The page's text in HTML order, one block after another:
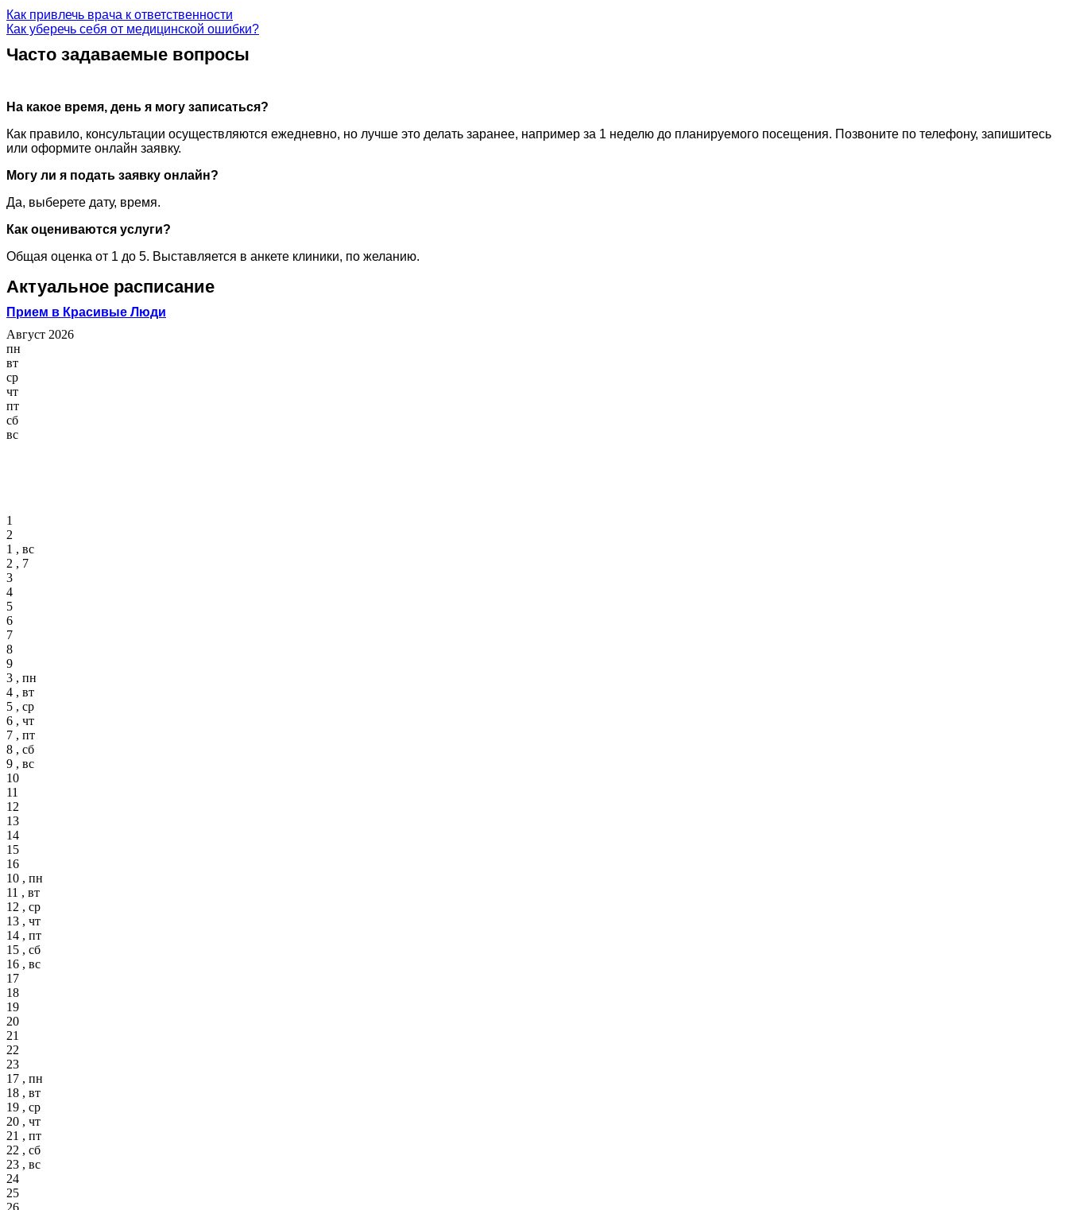
Как привлечь врача к ответственности
Как уберечь себя от медицинской ошибки?
Часто задаваемые вопросы
На какое время, день я могу записаться?
Как правило, консультации осуществляются ежедневно, но лучше это делать заранее, например за 1 неделю до планируемого посещения. Позвоните по телефону, запишитесь
или оформите онлайн заявку.
Могу ли я подать заявку онлайн?
Да, выберете дату, время.
Как оцениваются услуги?
Общая оценка от 1 до 5. Выставляется в анкете клиники, по желанию.
Актуальное расписание
Прием в Красивые Люди
Август 2026
пн
вт
ср
чт
пт
сб
вс
1
2
1 , вс
2 , 7
3
4
5
6
7
8
9
3 , пн
4 , вт
5 , ср
6 , чт
7 , пт
8 , сб
9 , вс
10
11
12
13
14
15
16
10 , пн
11 , вт
12 , ср
13 , чт
14 , пт
15 , сб
16 , вс
17
18
19
20
21
22
23
17 , пн
18 , вт
19 , ср
20 , чт
21 , пт
22 , сб
23 , вс
24
25
26